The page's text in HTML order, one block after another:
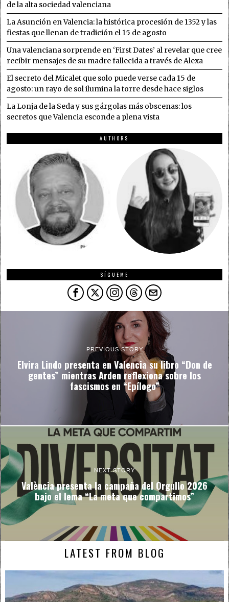
de la alta sociedad valenciana
La Asunción en Valencia: la histórica procesión de 1352 y las
fiestas que llenan de tradición el 15 de agosto
Una valenciana sorprende en ‘First Dates’ al revelar que cree
recibir mensajes de su madre fallecida a través de Alexa
El secreto del Micalet que solo puede verse cada 15 de
agosto: un rayo de sol ilumina la torre desde hace siglos
La Lonja de la Seda y sus gárgolas más obscenas: los
secretos que Valencia esconde a plena vista
AUTHORS
SÍGUEME
PREVIOUS STORY
Elvira Lindo presenta en Valencia su libro “Don de
gentes” mientras Arden reflexiona sobre los
fascismos en “Epílogo”
NEXT STORY
València presenta la campaña del Orgullo 2026
bajo el lema “La meta que compartimos”
LATEST FROM BLOG